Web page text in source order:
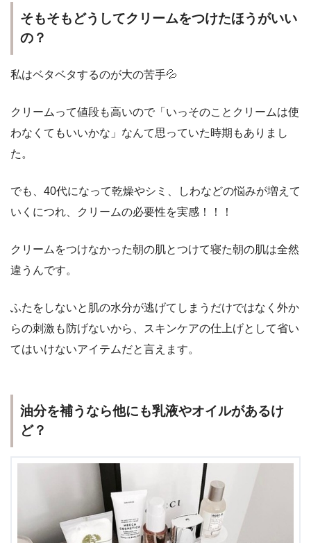
そもそもどうしてクリームをつけたほうがいい
の？
私はベタベタするのが大の苦手💦
クリームって値段も高いので「いっそのことクリームは使
わなくてもいいかな」なんて思っていた時期もありまし
た。
でも、40代になって乾燥やシミ しわなどの悩みが増えて
いくにつれ、
クリームの必要性を実感！！！
クリームをつけなかった朝の肌とつけて寝た朝の肌は全然
違う んです。
ふたをしないと肌の水分が逃げてしまうだけではなく 外か
らの刺激も防げないから、スキンケアの仕上げとして省い
てはいけないアイテムだと言えます。
油分を補うなら他にも乳液やオイルがあるけ
ど？